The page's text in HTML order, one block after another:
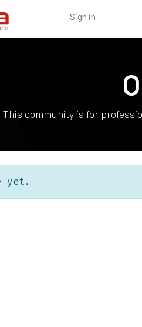
Sign in
This community is for
yet.